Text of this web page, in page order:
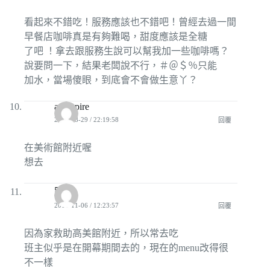
看起來不錯吃！服務應該也不錯吧！曾經去過一間
早餐店咖啡真是有夠難喝，甜度應該是全糖
了吧 ！拿去跟服務生說可以幫我加一些咖啡嗎？
說要問一下，結果老闆說不行，＃＠＄％只能
加水，當場傻眼，到底會不會做生意丫？
avampire
2009-08-29 / 22:19:58 回覆
在美術館附近喔
想去
路人
2010-11-06 / 12:23:57 回覆
因為家救助高美館附近，所以常去吃
班主似乎是在開幕期間去的，現在的menu改得很
不一樣